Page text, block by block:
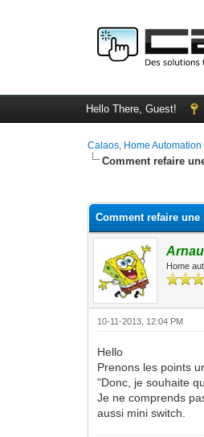
Hello There, Guest!
Calaos, Home Automation
Comment refaire
Comment refaire
Home
10-11-2013, 12:04 PM
Hello
Prenons les points
"Donc, je souhaite
Je ne comprends
aussi mini switch.